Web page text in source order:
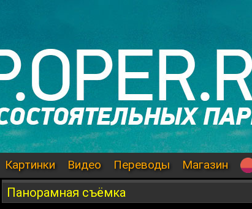
Картинки Видео Переводы Магазин
Панорамная съёмка